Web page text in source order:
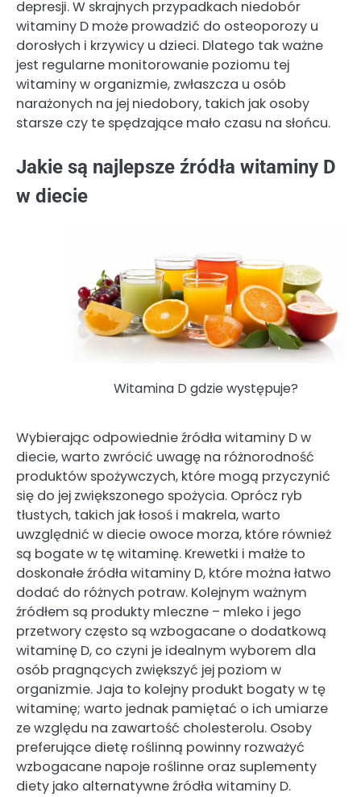
depresji. W skrajnych przypadkach niedobór
witaminy D może prowadzić do osteoporozy u
dorosłych i krzywicy u dzieci. Dlatego tak ważne
jest regularne monitorowanie poziomu tej
witaminy w organizmie, zwłaszcza u osób
narażonych na jej niedobory, takich jak osoby
starsze czy te spędzające mało czasu na słońcu.
Jakie są najlepsze źródła witaminy D
w diecie
Witamina D gdzie występuje?
Wybierając odpowiednie źródła witaminy D w
diecie, warto zwrócić uwagę na różnorodność
produktów spożywczych, które mogą przyczynić
się do jej zwiększonego spożycia. Oprócz ryb
tłustych, takich jak łosoś i makrela, warto
uwzględnić w diecie owoce morza, które również
są bogate w tę witaminę. Krewetki i małże to
doskonałe źródła witaminy D, które można łatwo
dodać do różnych potraw. Kolejnym ważnym
źródłem są produkty mleczne – mleko i jego
przetwory często są wzbogacane o dodatkową
witaminę D, co czyni je idealnym wyborem dla
osób pragnących zwiększyć jej poziom w
organizmie. Jaja to kolejny produkt bogaty w tę
witaminę; warto jednak pamiętać o ich umiarze
ze względu na zawartość cholesterolu. Osoby
preferujące dietę roślinną powinny rozważyć
wzbogacane napoje roślinne oraz suplementy
diety jako alternatywne źródła witaminy D.